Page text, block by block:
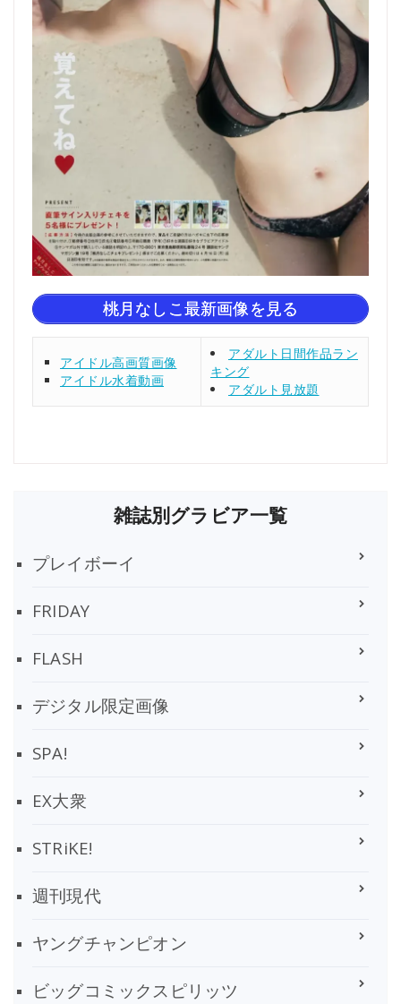
桃月なしこ最新画像を見る
アイドル高画質画像
アイドル水着動画
アダルト日間作品ラン
キング
アダルト見放題
雑誌別グラビア一覧
プレイボーイ
FRIDAY
FLASH
デジタル限定画像
SPA!
EX大衆
STRiKE!
週刊現代
ヤングチャンピオン
ビッグコミックスピリッツ